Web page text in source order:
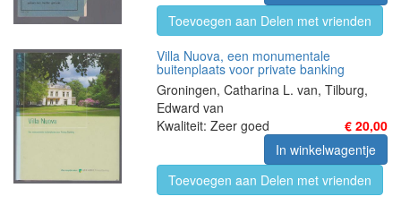
Toevoegen aan Delen met vrienden
Villa Nuova, een monumentale
buitenplaats voor private banking
Groningen, Catharina L. van, Tilburg,
Edward van
€ 20,00
Kwaliteit: Zeer goed
In winkelwagentje
Toevoegen aan Delen met vrienden